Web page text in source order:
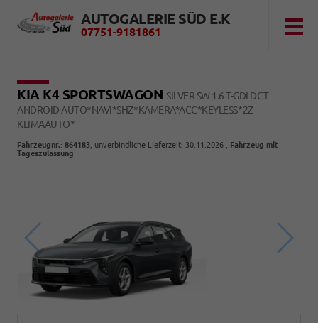
AUTOGALERIE SÜD E.K
07751-9181861
KIA K4 SPORTSWAGON SILVER SW 1.6 T-GDI DCT
ANDROID AUTO*NAVI*SHZ*KAMERA*ACC*KEYLESS*2Z
KLIMAAUTO*
Fahrzeugnr.: 864183 , unverbindliche Lieferzeit: 30.11.2026
Fahrzeug mit
Tageszulassung